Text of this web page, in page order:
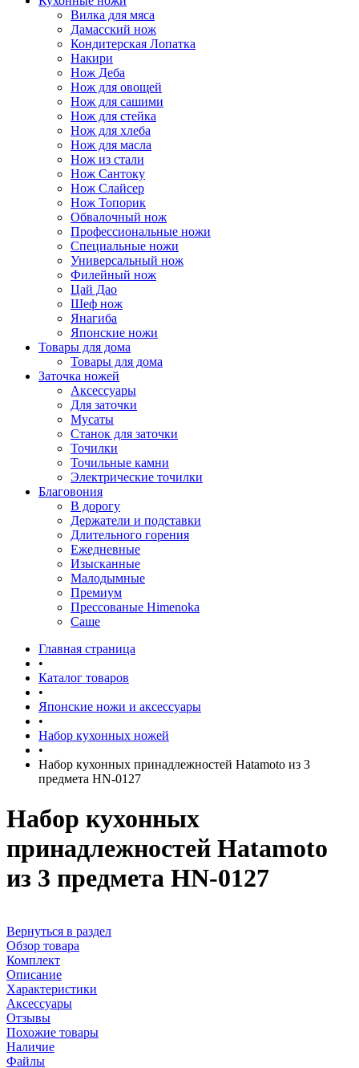
Вилка для мяса
Дамасский нож
Кондитерская Лопатка
Накири
Нож Деба
Нож для овощей
Нож для сашими
Нож для стейка
Нож для хлеба
Нож для масла
Нож из стали
Нож Сантоку
Нож Слайсер
Нож Топорик
Обвалочный нож
Профессиональные ножи
Специальные ножи
Универсальный нож
Филейный нож
Цай Дао
Шеф нож
Янагиба
Японские ножи
Товары для дома
Товары для дома
Заточка ножей
Аксессуары
Для заточки
Мусаты
Станок для заточки
Точилки
Точильные камни
Электрические точилки
Благовония
В дорогу
Держатели и подставки
Длительного горения
Ежедневные
Изысканные
Малодымные
Премиум
Прессованые Himenoka
Саше
Главная страница
•
Каталог товаров
•
Японские ножи и аксессуары
•
Набор кухонных ножей
•
Набор кухонных принадлежностей Hatamoto из 3
предмета HN-0127
Набор кухонных
принадлежностей Hatamoto
из 3 предмета HN-0127
Вернуться в раздел
Обзор товара
Комплект
Описание
Характеристики
Аксессуары
Отзывы
Похожие товары
Наличие
Файлы